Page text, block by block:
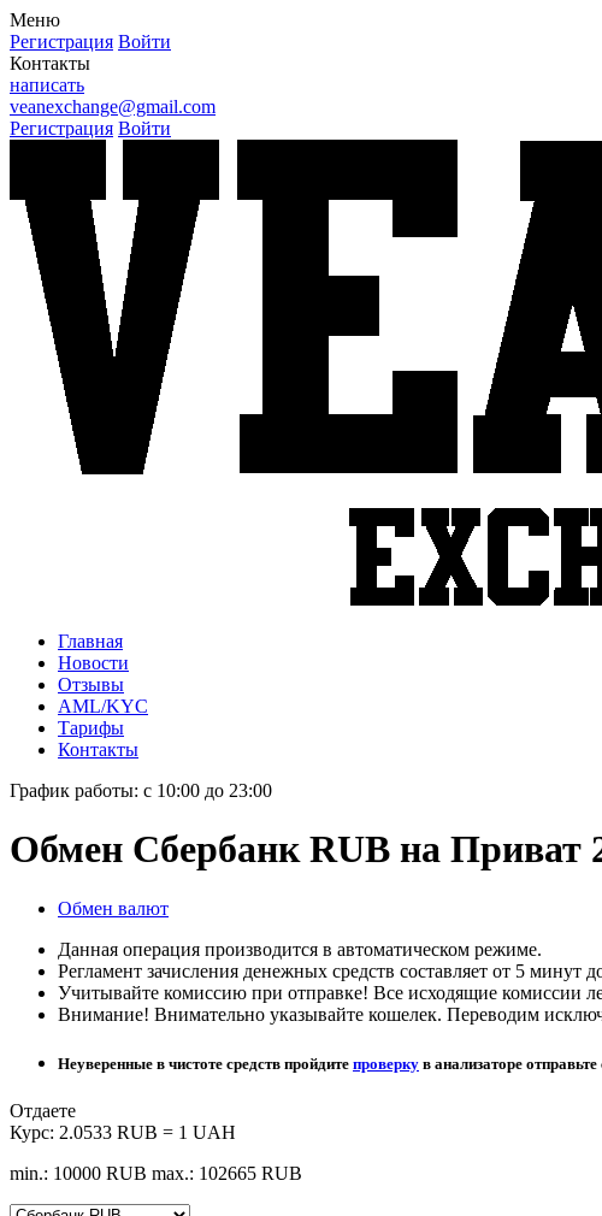
Меню
Регистрация Войти
Контакты
написать
veanexchange@gmail.com
Регистрация Войти
Главная
Новости
Отзывы
AML/KYC
Тарифы
Контакты
График работы: с 10:00 до 23:00
Обмен Сбербанк RUB на Приват
Обмен валют
Данная операция производится в автоматическом режиме.
Регламент зачисления денежных средств составляет от 5 минут
Учитывайте комиссию при отправке! Все исходящие комиссии
Внимание! Внимательно указывайте кошелек. Переводим
Неуверенные в чистоте средств пройдите проверку в анализаторе отправьте
Отдаете
Курс: 2.0533 RUB = 1 UAH
min.: 10000 RUB max.: 102665 RUB